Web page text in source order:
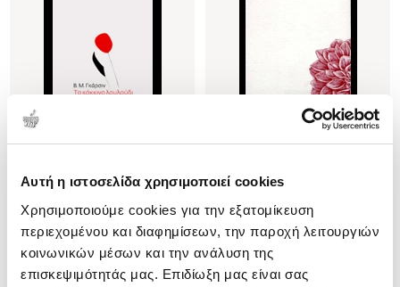
Αυτή η ιστοσελίδα χρησιμοποιεί cookies
Χρησιμοποιούμε cookies για την εξατομίκευση
περιεχομένου και διαφημίσεων, την παροχή λειτουργιών
κοινωνικών μέσων και την ανάλυση της
επισκεψιμότητάς μας. Επιδίωξη μας είναι σας
ΤΟ ΚΟΚΚΙΝΟ ΛΟΥΛΟΥΔΙ
GARSHIN MIKHAILOVICH
VSEVOLOD
Κωδ. Πολιτείας : 3520-0620
ΤΟ ΚΟΚΚΙΝΟ ΛΟΥΛΟΥΔΙ
GARSHIN MIKHAILOVICH
VSEVOLOD
Κωδ. Πολιτείας 9227-0023